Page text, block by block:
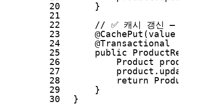
20
21
22
23
24
25
26
27
28
29
30
}
// ✅ 캐시 갱신 — 수정 후
@CachePut(value =
@Transactional
public
Product product =
return
}
}